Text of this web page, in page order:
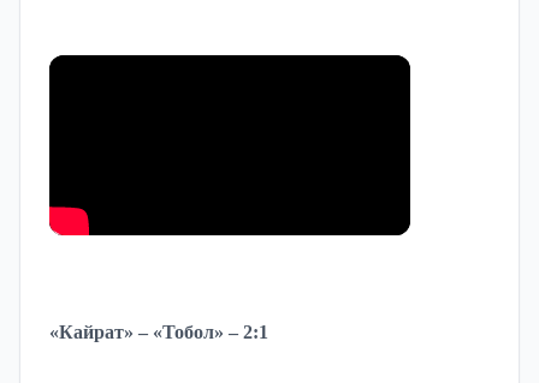
«Кайрат» – «Тобол» – 2:1